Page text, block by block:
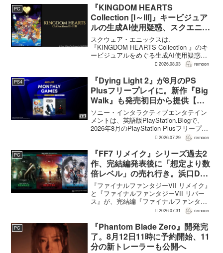
はエンディングへ収束...
PC
『KINGDOM HEARTS
Collection [I～III]』キービジュア
ルの生成AI使用疑惑、スクエニが
否定――不自然な描写は「人為的
ミス」
スクウェア・エニックスは、
『KINGDOM HEARTS Collection 』のキ
ービジュアルをめぐる生成AI使用疑惑に
ついて、問題となったアセットは開発チ
不自然な箇所は「人為的ミス」によるも
のだと...
2026.08.03 remoon
PS4
『Dying Light 2』が8月のPS
Plusフリープレイに。新作『Big
Walk』も発売初日から提供【海
外発表】
ソニー・インタラクティブエンタテイン
メントは、英語版PlayStation.Blogで、
2026年8月のPlayStation Plusフリープレ
イとして『Dying Light 2 Stay Human:
2026.07.29 remoon
PC
『FF7 リメイク』シリーズ過去2
作、完結編発表後に「想定より数
倍レベル」の売れ行き。浜口Dが
明かす
『ファイナルファンタジーVII リメイク』
と『ファイナルファンタジーVII リバー
ス』が、完結編『ファイナルファンタジ
ーVII リベレーション』の発表後、「我々
ると、シリーズディレクターの浜口直樹
氏がAU...
2026.07.31 remoon
PC
『Phantom Blade Zero』開発完
了。8月12日11時に予約開始、11
分の新トレーラーも公開へ